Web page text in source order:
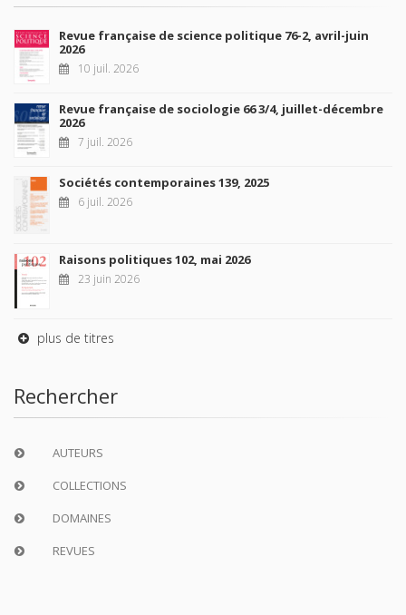
Revue française de science politique 76-2, avril-juin
2026
10 juil. 2026
Revue française de sociologie 66 3/4, juillet-décembre
2026
7 juil. 2026
Sociétés contemporaines 139, 2025
6 juil. 2026
Raisons politiques 102, mai 2026
23 juin 2026
plus de titres
Rechercher
AUTEURS
COLLECTIONS
DOMAINES
REVUES